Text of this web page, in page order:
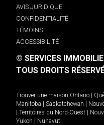
AVIS JURIDIQUE
CONFIDENTIALITÉ
TÉMOINS
ACCESSIBILITÉ
© SERVICES
TOUS DROITS
Trouver une maison Ontario
Manitoba
Saskatchewan
Territoires du Nord-Ouest
Yukon
Nunavut.